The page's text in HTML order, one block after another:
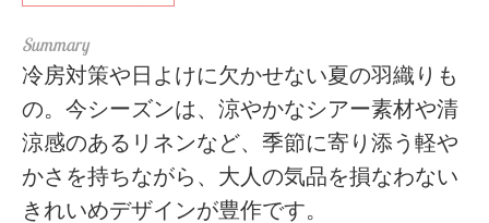
冷房対策や日よけに欠かせない夏の羽織りも
の。今シーズンは、涼やかなシアー素材や清
涼感のあるリネンなど、季節に寄り添う軽や
かさを持ちながら、大人の気品を損なわない
きれいめデザインが豊作です。